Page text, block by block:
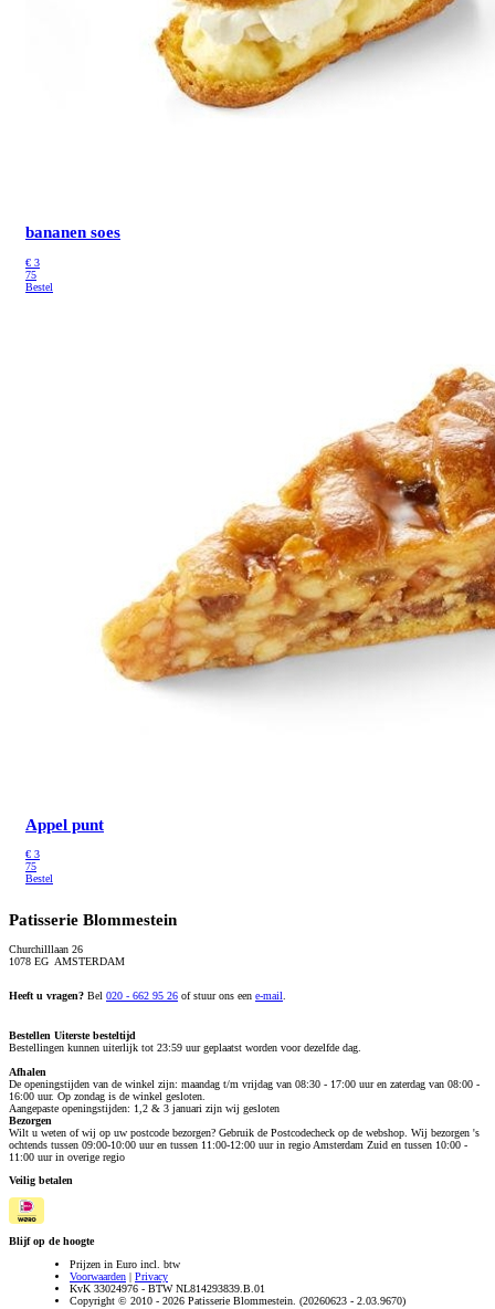
bananen soes
€ 3
75
Bestel
Appel punt
€ 3
75
Bestel
Patisserie Blommestein
Churchilllaan 26
1078 EG AMSTERDAM
Heeft u vragen? Bel 020 - 662 95 26 of stuur ons een e-mail.
Bestellen Uiterste besteltijd
Bestellingen kunnen uiterlijk tot 23:59 uur geplaatst worden voor dezelfde dag.
Afhalen
De openingstijden van de winkel zijn: maandag t/m vrijdag van 08:30 - 17:00 uur en zaterdag van 08:00 -
16:00 uur. Op zondag is de winkel gesloten.
Aangepaste openingstijden: 1,2 & 3 januari zijn wij gesloten
Bezorgen
Wilt u weten of wij op uw postcode bezorgen? Gebruik de Postcodecheck op de webshop. Wij bezorgen 's
ochtends tussen 09:00-10:00 uur en tussen 11:00-12:00 uur in regio Amsterdam Zuid en tussen 10:00 -
11:00 uur in overige regio
Veilig betalen
Blijf op de hoogte
Prijzen in Euro incl. btw
Voorwaarden | Privacy
KvK 33024976 - BTW NL814293839.B.01
Copyright © 2010 - 2026 Patisserie Blommestein. (20260623 - 2.03.9670)